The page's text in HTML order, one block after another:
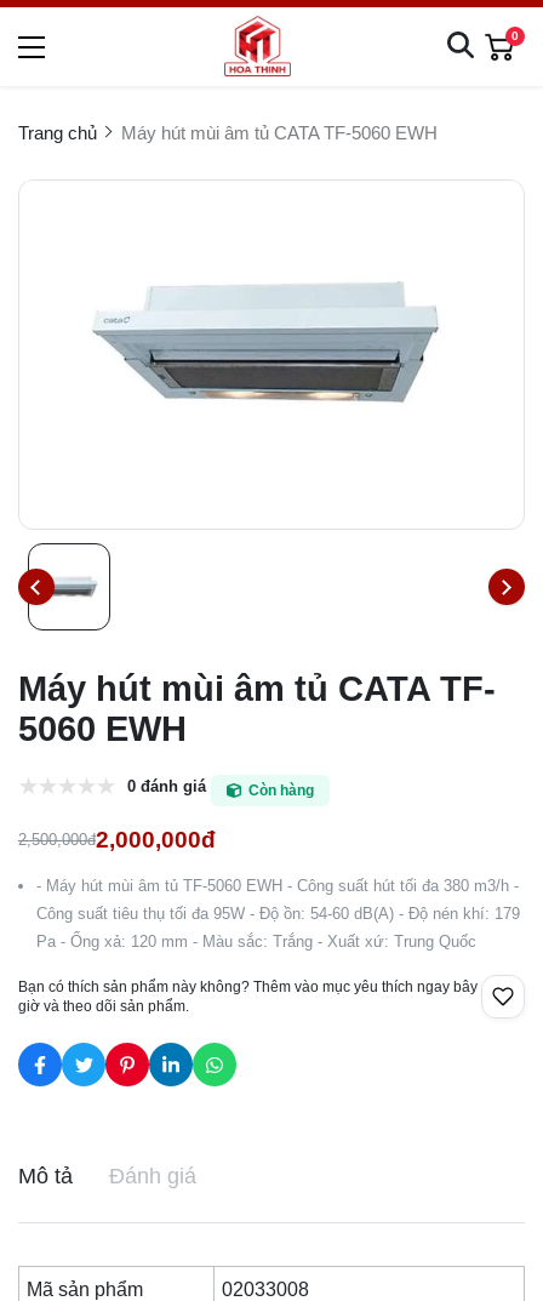
0
Trang chủ Máy hút mùi âm tủ CATA TF-5060 EWH
Máy hút mùi âm tủ CATA TF-
5060 EWH
0 đánh giá Còn hàng
2,500,000đ2,000,000đ
- Máy hút mùi âm tủ TF-5060 EWH - Công suất hút tối đa 380 m3/h -
Công suất tiêu thụ tối đa 95W - Độ ồn: 54-60 dB(A) - Độ nén khí: 179
Pa - Ống xả: 120 mm - Màu sắc: Trắng - Xuất xứ: Trung Quốc
Bạn có thích sản phẩm này không? Thêm vào mục yêu thích ngay bây
giờ và theo dõi sản phẩm.
Mô tả Đánh giá
Mã sản phẩm 02033008